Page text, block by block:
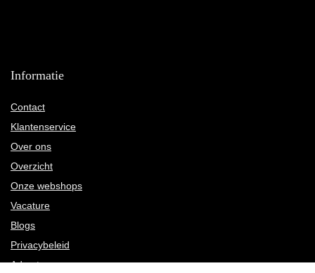
Informatie
Contact
Klantenservice
Over ons
Overzicht
Onze webshops
Vacature
Blogs
Privacybeleid
Adverteren